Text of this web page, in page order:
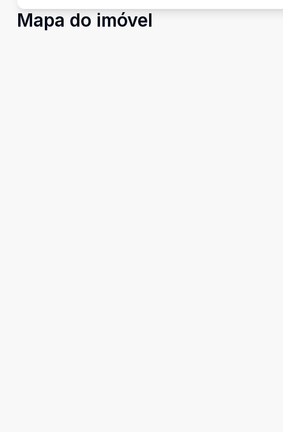
Mapa do imóvel